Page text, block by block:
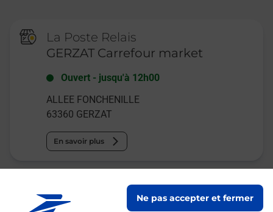
Ne pas accepter et fermer
La Poste Relais
GERZAT Carrefour market
Ouvert - jusqu'à 12h00
ALLEE FONCHENILLE
63360 GERZAT
En savoir plus
GERZAT